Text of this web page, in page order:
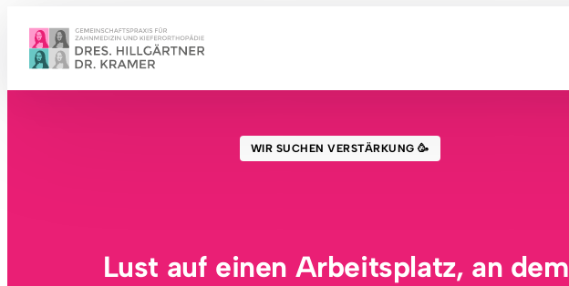
WIR SUCHEN VERSTÄRKUNG 🥳
Lust auf einen Arbeitsplatz, an dem